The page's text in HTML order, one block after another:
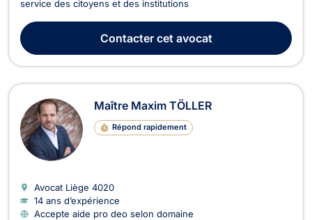
service des citoyens et des institutions
Contactercet avocat
Maître Maxim TÖLLER
Répond rapidement
Avocat Liège 4020
14 ans d’expérience
Accepte aide pro deo selon domaine